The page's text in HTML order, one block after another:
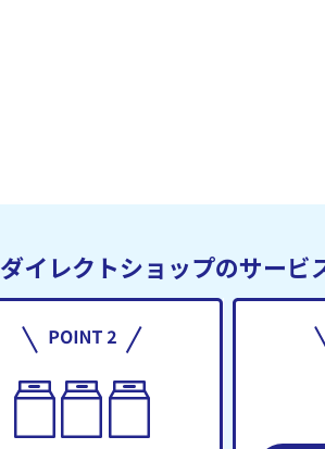
ダイレクトショップのサービ